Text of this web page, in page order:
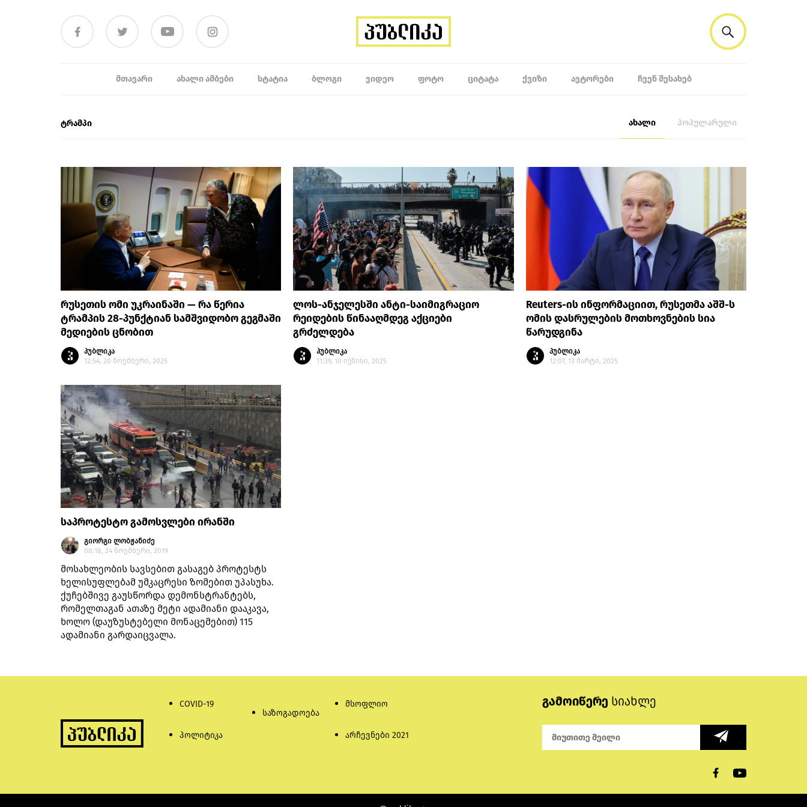
ᲛᲗᲐᲕᲐᲠᲘ ᲐᲮᲐᲚᲘ ᲐᲛᲑᲔᲑᲘ ᲡᲢᲐᲢᲘᲐ ᲑᲚᲝᲒᲘ ᲕᲘᲓᲔᲝ ᲤᲝᲢᲝ ᲪᲘᲢᲐᲢᲐ ᲥᲕᲘᲖᲘ ᲐᲕᲢᲝᲠᲔᲑᲘ ᲩᲕᲔᲜ ᲨᲔᲡᲐᲮᲔᲑ
ტრამპი ახალი პოპულარული
რუსეთის ომი უკრაინაში — რა წერია
ტრამპის 28-პუნქტიან სამშვიდობო გეგმაში
მედიების ცნობით
პუბლიკა
12:54, 20 ნოემბერი, 2025
ლოს-ანჯელესში ანტი-საიმიგრაციო
რეიდების წინააღმდეგ აქციები
გრძელდება
პუბლიკა
11:39, 10 ივნისი, 2025
Reuters-ის ინფორმაციით, რუსეთმა აშშ-ს
ომის დასრულების მოთხოვნების სია
წარუდგინა
პუბლიკა
12:07, 13 მარტი, 2025
საპროტესტო გამოსვლები ირანში
გიორგი ლობჟანიძე
08:18, 24 ნოემბერი, 2019
მოსახლეობის სავსებით გასაგებ პროტესტს
ხელისუფლებამ უმკაცრესი ზომებით უპასუხა.
ქუჩებშივე გაუსწორდა დემონსტრანტებს,
რომელთაგან ათაზე მეტი ადამიანი დააკავა,
ხოლო (დაუზუსტებელი მონაცემებით) 115
ადამიანი გარდაიცვალა.
COVID-19
პოლიტიკა
საზოგადოება
მსოფლიო
არჩევნები 2021
გამოიწერე სიახლე